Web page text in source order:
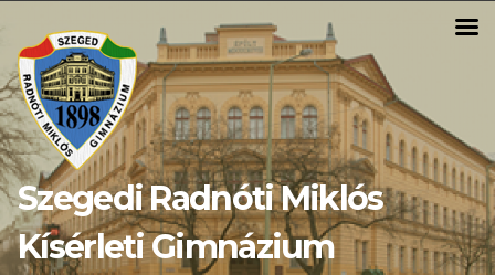
content
Szegedi Radnóti Miklós
Kísérleti Gimnázium